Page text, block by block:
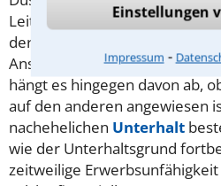
Einstellungen
Impressum ⁃
Leitlinie der Zahlungen für
deren Versorgung gesichert
Anspruchs unter getrennt
hängt es hingegen davon ab,
auf den anderen angewiesen
nachehelichen Unterhalt
wie der Unterhaltsgrund
zeitweilige